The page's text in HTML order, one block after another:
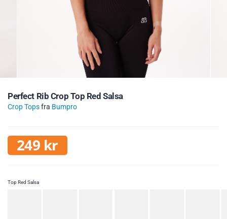
Perfect Rib Crop Top Red Salsa
Crop Topsfra Bumpro
249 kr
Top Red Salsa